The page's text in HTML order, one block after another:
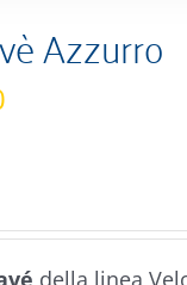
Azzurro
della linea